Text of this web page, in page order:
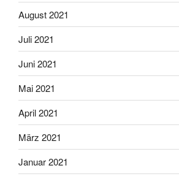
August 2021
Juli 2021
Juni 2021
Mai 2021
April 2021
März 2021
Januar 2021